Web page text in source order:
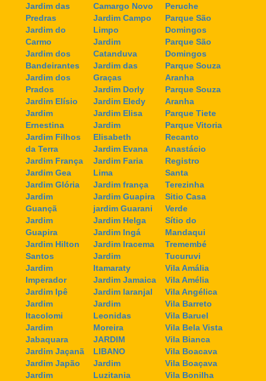
Jardim das
Predras
Jardim do
Carmo
Jardim dos
Bandeirantes
Jardim dos
Prados
Jardim Elísio
Jardim
Ernestina
Jardim Filhos
da Terra
Jardim França
Jardim Gea
Jardim Glória
Jardim
Guançã
Jardim
Guapira
Jardim Hilton
Santos
Jardim
Imperador
Jardim Ipê
Jardim
Itacolomi
Jardim
Jabaquara
Jardim Jaçanã
Jardim Japão
Jardim
Camargo Novo
Jardim Campo
Limpo
Jardim
Catanduva
Jardim das
Graças
Jardim Dorly
Jardim Eledy
Jardim Elisa
Jardim
Elisabeth
Jardim Evana
Jardim Faria
Lima
Jardim frança
Jardim Guapira
jardim Guarani
Jardim Helga
Jardim Ingá
Jardim Iracema
Jardim
Itamaraty
Jardim Jamaica
Jardim laranjal
Jardim
Leonidas
Moreira
JARDIM
LIBANO
Jardim
Luzitania
Peruche
Parque São
Domingos
Parque São
Domingos
Parque Souza
Aranha
Parque Souza
Aranha
Parque Tiete
Parque Vitoria
Recanto
Anastácio
Registro
Santa
Terezinha
Sitio Casa
Verde
Sítio do
Mandaqui
Tremembé
Tucuruvi
Vila Amália
Vila Amélia
Vila Angélica
Vila Barreto
Vila Baruel
Vila Bela Vista
Vila Bianca
Vila Boacava
Vila Boaçava
Vila Bonilha